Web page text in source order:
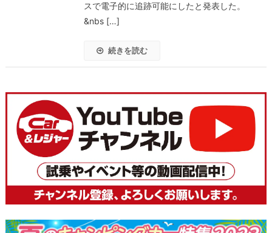
スで電子的に追跡可能にしたと発表した。
&nbs […]
続きを読む